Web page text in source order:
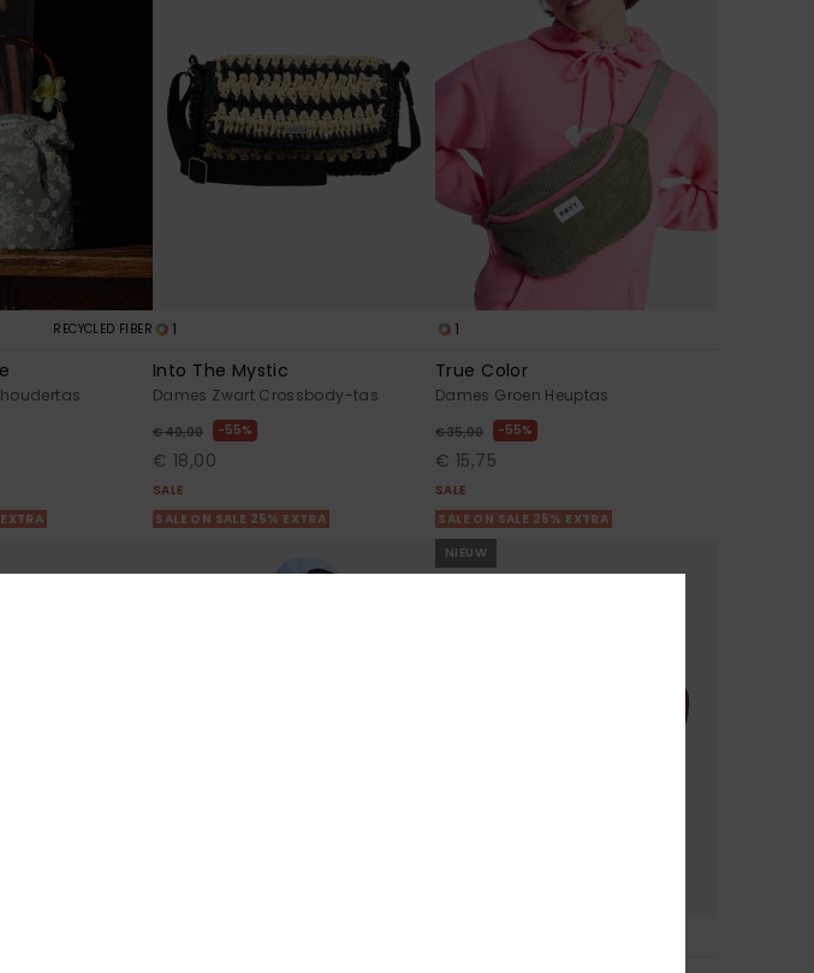
RECYCLED FIBER 1
Into The Mystic
Dames Zwart Crossbody-tas
€ 40,00 55%
€ 18,00
SALE
SALE ON SALE 25% EXTRA
1
True Color
Dames Groen Heuptas
€ 35,00 55%
€ 15,75
SALE
SALE ON SALE 25% EXTRA
NIEUW